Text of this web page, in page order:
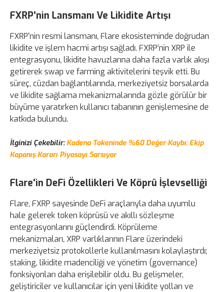
FXRP'nin Lansmanı Ve Likidite Artışı
FXRP'nin resmi lansmanı, Flare ekosisteminde doğrudan
likidite ve işlem hacmi artışı sağladı. FXRP’nin XRP ile
entegrasyonu, likidite havuzlarına daha fazla varlık akışı
getirerek swap ve farming aktivitelerini teşvik etti. Bu
süreç, cüzdan bağlantılarında, merkeziyetsiz borsalarda
ve likidite sağlama mekanizmalarında gözle görülür bir
büyüme yaratırken kullanıcı tabanının genişlemesine de
katkıda bulundu.
İlginizi Çekebilir: Kadena Tokeninde %60 Değer Kaybı: Ekip
Kapanış Kararı Piyasayı Sarsıyor
Flare'in DeFi Özellikleri Ve Köprü İşlevselliği
Flare, FXRP sayesinde DeFi araçlarıyla daha uyumlu
hale gelerek token köprüsü ve akıllı sözleşme
entegrasyonlarını güçlendirdi. Köprüleme
mekanizmaları, XRP varlıklarının Flare üzerindeki
merkeziyetsiz protokollerle kullanılmasını kolaylaştırdı;
staking, likidite madenciliği ve yönetim (governance)
fonksiyonları daha erişilebilir oldu. Bu gelişmeler,
geliştiriciler ve kullanıcılar için yeni likidite yolları ve